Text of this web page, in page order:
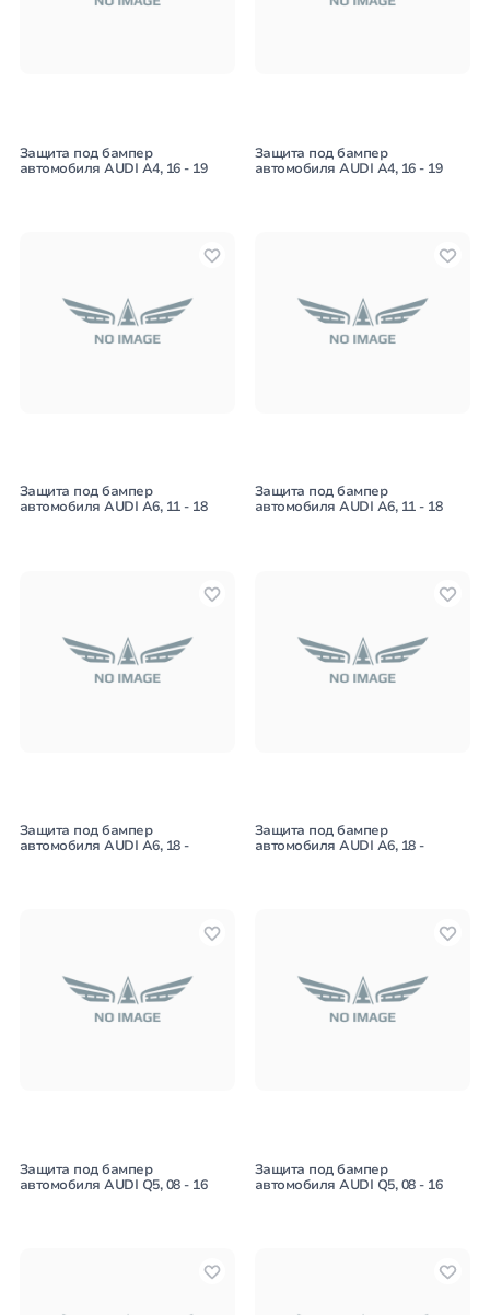
Защита под бампер
автомобиля AUDI A4, 16 - 19
Защита под бампер
автомобиля AUDI A4, 16 - 19
Защита под бампер
автомобиля AUDI A6, 11 - 18
Защита под бампер
автомобиля AUDI A6, 11 - 18
Защита под бампер
автомобиля AUDI A6, 18 -
Защита под бампер
автомобиля AUDI A6, 18 -
Защита под бампер
автомобиля AUDI Q5, 08 - 16
Защита под бампер
автомобиля AUDI Q5, 08 - 16